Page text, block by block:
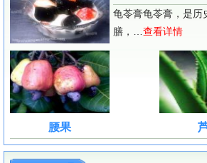
龟苓膏龟苓膏，是历
膳，… 查看详情
腰果